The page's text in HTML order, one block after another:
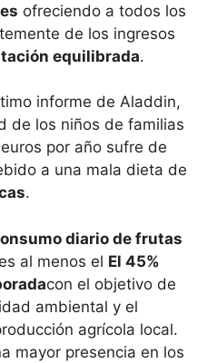
ofreciendo a todos los
de los ingresos
equilibrada.
informe de Aladdin,
de los niños de familias
por año sufre de
a una mala dieta de
.
diario de frutas
al menos el El 45%
con el objetivo de
ambiental y el
agrícola local.
mayor presencia en los